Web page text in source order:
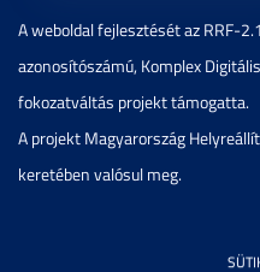
A weboldal fejlesztését az RRF-
azonosítószámú, Komplex
fokozatváltás projekt támogatta.
A projekt Magyarország
keretében valósul meg.